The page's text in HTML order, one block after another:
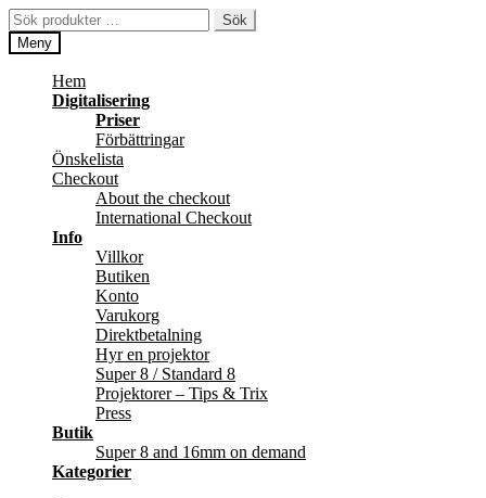
Hoppa
till
navigering
Hoppa
till
innehåll
Sök
efter:
Sök
Meny
Hem
Digitalisering
Priser
Förbättringar
Önskelista
Checkout
About the checkout
International Checkout
Info
Villkor
Butiken
Konto
Varukorg
Direktbetalning
Hyr en projektor
Super 8 / Standard 8
Projektorer – Tips & Trix
Press
Butik
Super 8 and 16mm on demand
Kategorier